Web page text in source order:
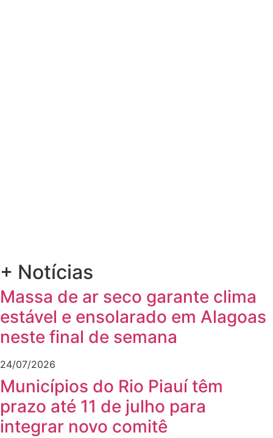
+ Notícias
Massa de ar seco garante clima
estável e ensolarado em Alagoas
neste final de semana
24/07/2026
Municípios do Rio Piauí têm
prazo até 11 de julho para
integrar novo comitê